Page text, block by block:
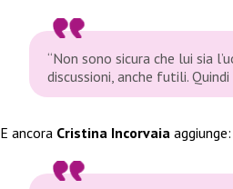
“Non sono sicura che lui sia
discussioni, anche futili.
E ancora Cristina Incorvaia aggiunge: